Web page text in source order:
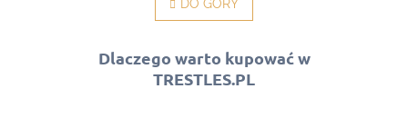
n
t
o
l
k
n
a
j
a
DO GÓRY
Dlaczego warto kupować w
TRESTLES.PL